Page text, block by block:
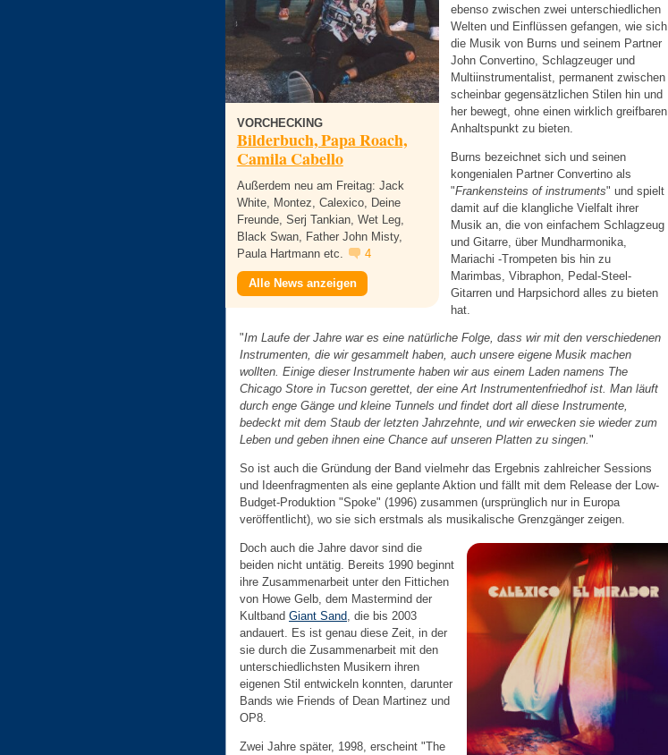
VORCHECKING
Bilderbuch, Papa Roach,
Camila Cabello
Außerdem neu am Freitag: Jack
White, Montez, Calexico, Deine
Freunde, Serj Tankian, Wet Leg,
Black Swan, Father John Misty,
Paula Hartmann etc.
4
Alle News anzeigen
ebenso zwischen zwei unterschiedlichen
Welten und Einflüssen gefangen, wie sich
die Musik von Burns und seinem Partner
John Convertino, Schlagzeuger und
Multiinstrumentalist, permanent zwischen
scheinbar gegensätzlichen Stilen hin und
her bewegt, ohne einen wirklich greifbaren
Anhaltspunkt zu bieten.
Burns bezeichnet sich und seinen
kongenialen Partner Convertino als
"Frankensteins of instruments" und spielt
damit auf die klangliche Vielfalt ihrer
Musik an, die von einfachem Schlagzeug
und Gitarre, über Mundharmonika,
Mariachi -Trompeten bis hin zu
Marimbas, Vibraphon, Pedal-Steel-
Gitarren und Harpsichord alles zu bieten
hat.
"Im Laufe der Jahre war es eine natürliche Folge, dass wir mit den verschiedenen
Instrumenten, die wir gesammelt haben, auch unsere eigene Musik machen
wollten. Einige dieser Instrumente haben wir aus einem Laden namens The
Chicago Store in Tucson gerettet, der eine Art Instrumentenfriedhof ist. Man läuft
durch enge Gänge und kleine Tunnels und findet dort all diese Instrumente,
bedeckt mit dem Staub der letzten Jahrzehnte, und wir erwecken sie wieder zum
Leben und geben ihnen eine Chance auf unseren Platten zu singen."
So ist auch die Gründung der Band vielmehr das Ergebnis zahlreicher Sessions
und Ideenfragmenten als eine geplante Aktion und fällt mit dem Release der Low-
Budget-Produktion "Spoke" (1996) zusammen (ursprünglich nur in Europa
veröffentlicht), wo sie sich erstmals als musikalische Grenzgänger zeigen.
Doch auch die Jahre davor sind die
beiden nicht untätig. Bereits 1990 beginnt
ihre Zusammenarbeit unter den Fittichen
von Howe Gelb, dem Mastermind der
Kultband Giant Sand , die bis 2003
andauert. Es ist genau diese Zeit, in der
sie durch die Zusammenarbeit mit den
unterschiedlichsten Musikern ihren
eigenen Stil entwickeln konnten, darunter
Bands wie Friends of Dean Martinez und
OP8.
Zwei Jahre später, 1998, erscheint "The